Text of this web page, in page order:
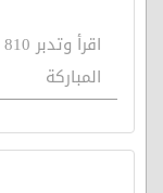
المباركة